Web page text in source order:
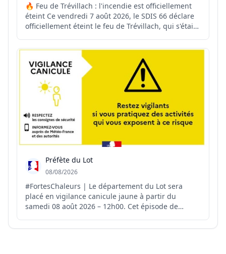
🔥 Feu de Trévillach : l'incendie est officiellement
éteint Ce vendredi 7 août 2026, le SDIS 66 déclare
officiellement éteint le feu de Trévillach, qui s'était
juillet, l'incendie a ensuite fait l'objet de près d'un
mois de surveillance renforcé...
Préfète du Lot
08/08/2026
#FortesChaleurs | Le département du Lot sera
placé en vigilance canicule jaune à partir du
samedi 08 août 2026 – 12h00. Cet épisode de
raison de son intensité et a un effet immédiat sur